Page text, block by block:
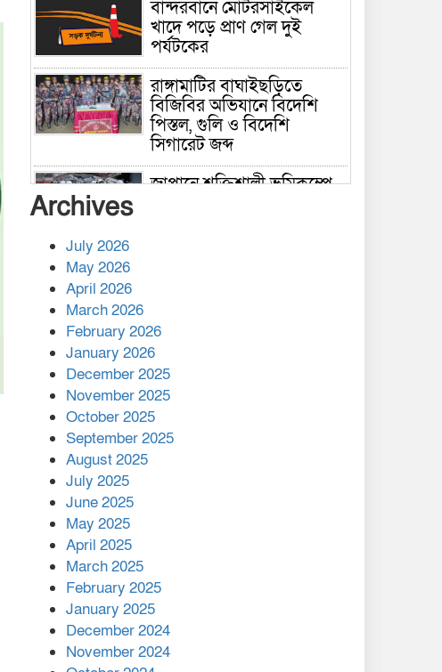
বান্দরবানে মোটরসাইকেল
খাদে পড়ে প্রাণ গেল দুই
পর্যটকের
রাঙ্গামাটির বাঘাইছড়িতে
বিজিবির অভিযানে বিদেশি
পিস্তল, গুলি ও বিদেশি
সিগারেট জব্দ
জাপানে শক্তিশালী ভূমিকম্পে
কাপ্তাই প্রেস ক্লাবের সভাপতি
মাহফুজ, সম্পাদক রিপন মারমা
নির্বাচিত
মালয়েশিয়ার প্রধানমন্ত্রীকে চিঠি
দেয়ার পর ফোন তারেক
রহমানের,গ্যাস সঙ্কট
মোকাবিলায় সহায়তার আশ্বাস
এক বিলিয়ন ডলার বিনিয়োগ
হবে আনোয়ারায়
বান্দরবানে বন্যায় ক্ষতিগ্রস্তদের
Archives
July 2026
May 2026
April 2026
March 2026
February 2026
January 2026
December 2025
November 2025
October 2025
September 2025
August 2025
July 2025
June 2025
May 2025
April 2025
March 2025
February 2025
January 2025
December 2024
November 2024